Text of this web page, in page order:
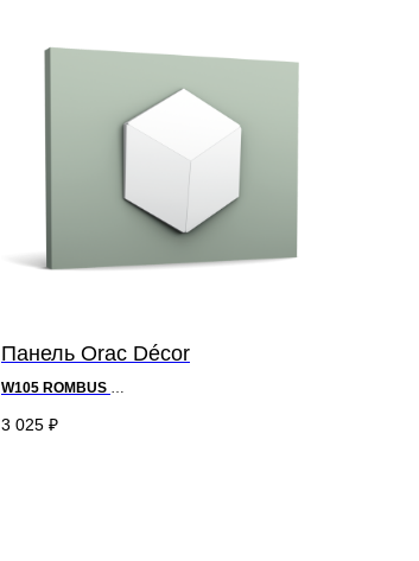
Панель Orac Décor
W105 ROMBUS
3 025 ₽